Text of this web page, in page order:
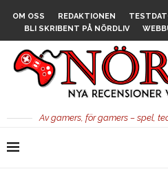
OM OSS REDAKTIONEN
BLI SKRIBENT PÅ NÖRDLIV
Av gamers, för gamers – spel,